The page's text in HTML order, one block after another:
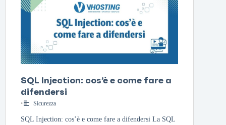
SQL Injection: cos’è e come fare a
difendersi
• Sicurezza
SQL Injection: cos’è e come fare a difendersi La SQL